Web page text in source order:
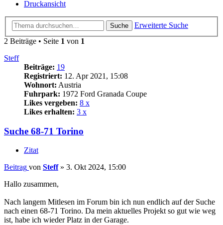
Druckansicht
Suche
Erweiterte Suche
2 Beiträge • Seite 1 von 1
Steff
Beiträge: 19
Registriert: 12. Apr 2021, 15:08
Wohnort: Austria
Fuhrpark: 1972 Ford Granada Coupe
Likes vergeben: 8 x
Likes erhalten: 3 x
Suche 68-71 Torino
Zitat
Beitrag von Steff» 3. Okt 2024, 15:00
Hallo zusammen,
Nach langem Mitlesen im Forum bin ich nun endlich auf der Suche
nach einen 68-71 Torino. Da mein aktuelles Projekt so gut wie weg
ist, habe ich wieder Platz in der Garage.